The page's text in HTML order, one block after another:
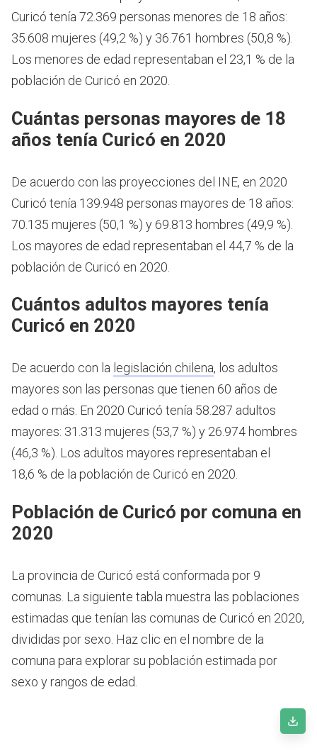
Curicó tenía 72.369 personas menores de 18 años:
35.608 mujeres (49,2 %) y 36.761 hombres (50,8 %).
Los menores de edad representaban el 23,1 % de la
población de Curicó en 2020.
Cuántas personas mayores de 18
años tenía Curicó en 2020
De acuerdo con las proyecciones del INE, en 2020
Curicó tenía 139.948 personas mayores de 18 años:
70.135 mujeres (50,1 %) y 69.813 hombres (49,9 %).
Los mayores de edad representaban el 44,7 % de la
población de Curicó en 2020.
Cuántos adultos mayores tenía
Curicó en 2020
De acuerdo con la legislación chilena, los adultos
mayores son las personas que tienen 60 años de
edad o más. En 2020 Curicó tenía 58.287 adultos
mayores: 31.313 mujeres (53,7 %) y 26.974 hombres
(46,3 %). Los adultos mayores representaban el
18,6 % de la población de Curicó en 2020.
Población de Curicó por comuna en
2020
La provincia de Curicó está conformada por 9
comunas. La siguiente tabla muestra las poblaciones
estimadas que tenían las comunas de Curicó en 2020,
divididas por sexo. Haz clic en el nombre de la
comuna para explorar su población estimada por
sexo y rangos de edad.